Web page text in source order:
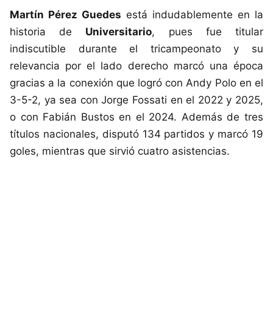
Martín Pérez Guedes está indudablemente en la
historia de Universitario, pues fue titular
indiscutible durante el tricampeonato y su
relevancia por el lado derecho marcó una época
gracias a la conexión que logró con Andy Polo en el
3-5-2, ya sea con Jorge Fossati en el 2022 y 2025,
o con Fabián Bustos en el 2024. Además de tres
títulos nacionales, disputó 134 partidos y marcó 19
goles, mientras que sirvió cuatro asistencias.